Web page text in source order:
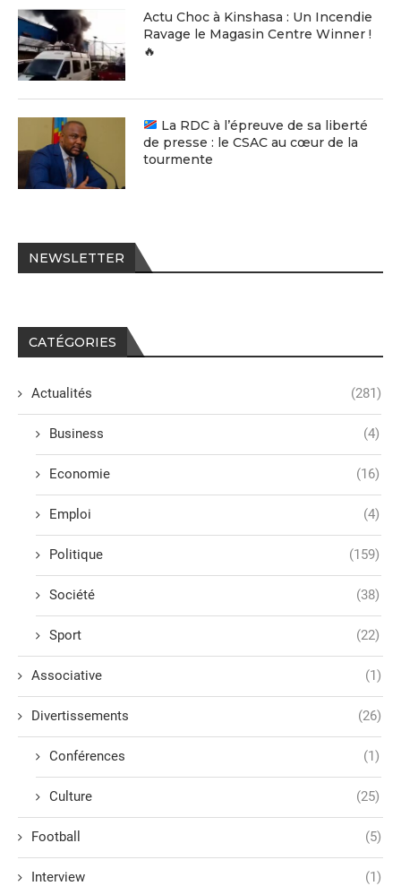
Actu Choc à Kinshasa : Un Incendie
Ravage le Magasin Centre Winner !
🔥
La RDC à l’épreuve de sa liberté
de presse : le CSAC au cœur de la
tourmente
NEWSLETTER
CATÉGORIES
Actualités (281)
Business (4)
Economie (16)
Emploi (4)
Politique (159)
Société (38)
Sport (22)
Associative (1)
Divertissements (26)
Conférences (1)
Culture (25)
Football (5)
Interview (1)